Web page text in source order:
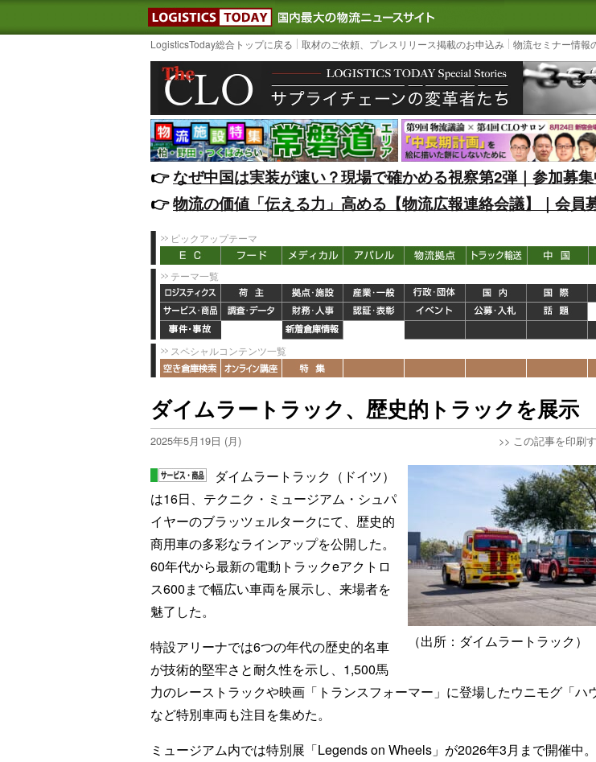
LOGISTICS TODAY｜国内最大の物流ニュースサイト
3PL, SCMな
LogisticsToday総合トップに戻る 取材のご依頼、プレスリリース掲載のお申込み 物流セミナー情報
👉️なぜ中国は実装が速い？現場で確かめる視察第2弾｜参加募
👉️物流の価値「伝える力」高める【物流広報連絡会議】｜会員
ピックアップテーマ
テーマ一覧
スペシャルコンテンツ一覧
ダイムラートラック、歴史的トラックを展示
2025年5月19日 (月) >> この記事を印刷
（出所：ダイムラートラック）
ダイムラートラック（ドイツ）
は16日、テクニク・ミュージアム・シュパ
イヤーのブラッツェルタークにて、歴史的
商用車の多彩なラインアップを公開した。
60年代から最新の電動トラックeアクトロ
ス600まで幅広い車両を展示し、来場者を
魅了した。
特設アリーナでは6つの年代の歴史的名車
が技術的堅牢さと耐久性を示し、1,500馬
力のレーストラックや映画「トランスフォーマー」に登場したウニモグ「ハ
など特別車両も注目を集めた。
ミュージアム内では特別展「Legends on Wheels」が2026年3月まで開催中